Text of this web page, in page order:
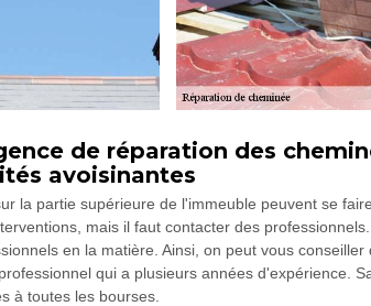
de réparation des
avoisinantes
la partie supérieure de l'immeuble peuvent se
mais il faut contacter des
en la matière. Ainsi, on peut vous conseiller
qui a plusieurs années d'expérience.
à toutes les bourses.